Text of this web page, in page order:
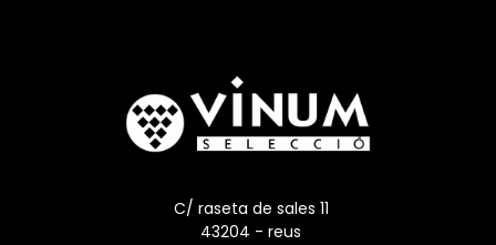
C/ raseta de sales 11
43204 - reus